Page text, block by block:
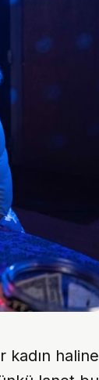
haline